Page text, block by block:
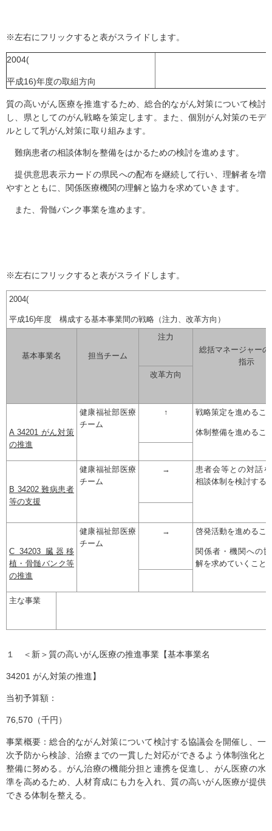
※左右にフリックすると表がスライドします。
2004(
平成16)年度の取組方向
質の高いがん医療を推進するため、総合的ながん対策について検討
し、県としてのがん戦略を策定します。また、個別がん対策のモデ
ルとして乳がん対策に取り組みます。
難病患者の相談体制を整備をはかるための検討を進めます。
提供意思表示カードの県民への配布を継続して行い、理解者を増
やすとともに、関係医療機関の理解と協力を求めていきます。
また、骨髄バンク事業を進めます。
※左右にフリックすると表がスライドします。
2004(
平成16)年度 構成する基本事業間の戦略（注力、改革方向）
基本事業名 担当チーム
注力
総括マネージャーの
指示
改革方向
A 34201 がん対策
の推進
健康福祉部医療
チーム
↑ 戦略策定を進めるこ
体制整備を進めるこ
B 34202 難病患者
等の支援
健康福祉部医療
チーム
→
患者会等との対話
相談体制を検討する
C 34203 臓器移
植・骨髄バンク等
の推進
健康福祉部医療
チーム
→ 啓発活動を進めるこ
関係者・機関への
解を求めていくこと
主な事業
１ ＜新＞質の高いがん医療の推進事業【基本事業名
34201 がん対策の推進】
当初予算額：
76,570（千円）
事業概要：総合的ながん対策について検討する協議会を開催し、一
次予防から検診、治療までの一貫した対応ができるよう体制強化と
整備に努める。がん治療の機能分担と連携を促進し、がん医療の水
準を高めるため、人材育成にも力を入れ、質の高いがん医療が提供
できる体制を整える。